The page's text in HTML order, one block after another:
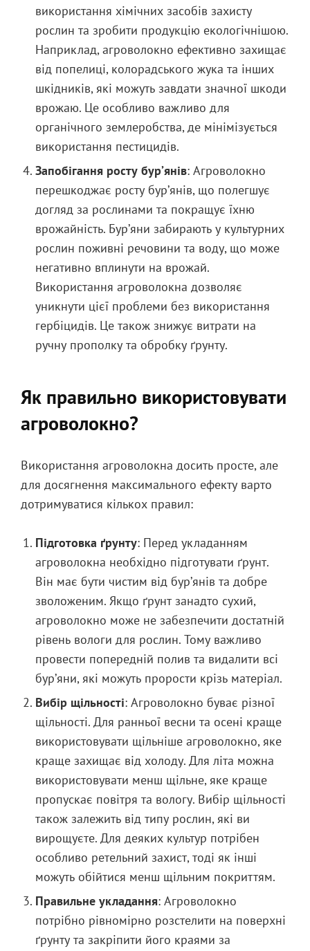
використання хімічних засобів захисту
рослин та зробити продукцію екологічнішою.
Наприклад, агроволокно ефективно захищає
від попелиці, колорадського жука та інших
шкідників, які можуть завдати значної шкоди
врожаю. Це особливо важливо для
органічного землеробства, де мінімізується
використання пестицидів.
Запобігання росту бур’янів: Агроволокно
перешкоджає росту бур’янів, що полегшує
догляд за рослинами та покращує їхню
врожайність. Бур’яни забирають у культурних
рослин поживні речовини та воду, що може
негативно вплинути на врожай.
Використання агроволокна дозволяє
уникнути цієї проблеми без використання
гербіцидів. Це також знижує витрати на
ручну прополку та обробку ґрунту.
Як правильно використовувати
агроволокно?
Використання агроволокна досить просте, але
для досягнення максимального ефекту варто
дотримуватися кількох правил:
Підготовка ґрунту: Перед укладанням
агроволокна необхідно підготувати ґрунт.
Він має бути чистим від бур’янів та добре
зволоженим. Якщо ґрунт занадто сухий,
агроволокно може не забезпечити достатній
рівень вологи для рослин. Тому важливо
провести попередній полив та видалити всі
бур’яни, які можуть прорости крізь матеріал.
Вибір щільності: Агроволокно буває різної
щільності. Для ранньої весни та осені краще
використовувати щільніше агроволокно, яке
краще захищає від холоду. Для літа можна
використовувати менш щільне, яке краще
пропускає повітря та вологу. Вибір щільності
також залежить від типу рослин, які ви
вирощуєте. Для деяких культур потрібен
особливо ретельний захист, тоді як інші
можуть обійтися менш щільним покриттям.
Правильне укладання: Агроволокно
потрібно рівномірно розстелити на поверхні
ґрунту та закріпити його краями за